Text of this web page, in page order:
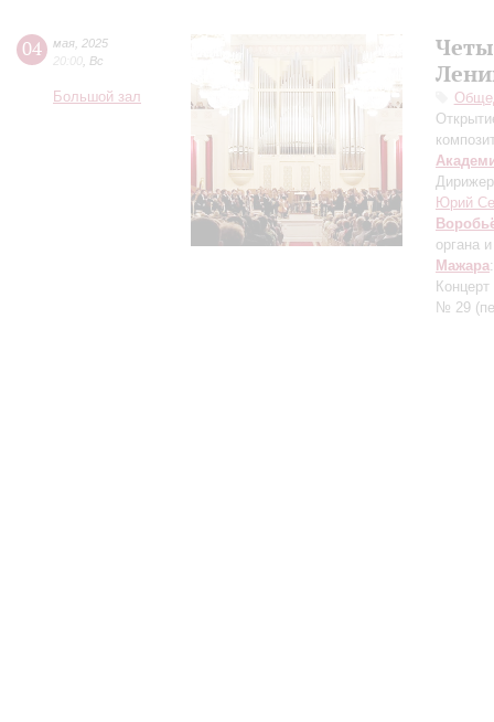
04 мая 2025
20:00 Вс
Большой зал
Юрий
органа
Мажара
№ 29